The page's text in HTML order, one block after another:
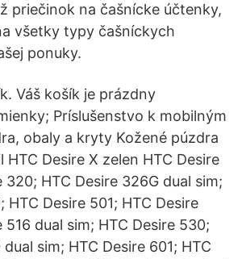
priečinok na čašnícke účtenky,
všetky typy čašníckych
ponuky.
Váš košík je prázdny
Príslušenstvo k mobilným
obaly a kryty Kožené púzdra
HTC Desire X zelen HTC Desire
320; HTC Desire 326G dual sim;
HTC Desire 501; HTC Desire
516 dual sim; HTC Desire 530;
sim; HTC Desire 601; HTC